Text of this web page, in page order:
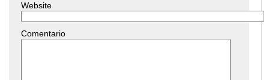
Website
Comentario